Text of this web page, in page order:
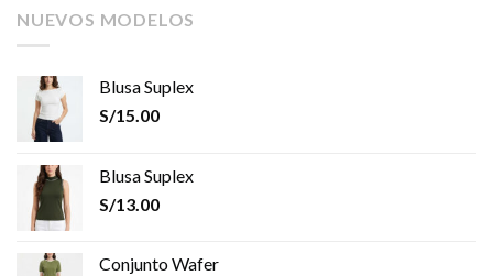
NUEVOS MODELOS
Blusa Suplex
S/15.00
Blusa Suplex
S/13.00
Conjunto Wafer